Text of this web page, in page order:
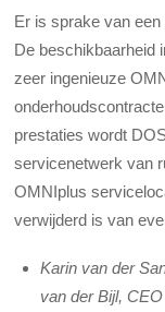
Er is sprake van
De beschikbaarheid
zeer ingenieuze
prestaties wordt
servicenetwerk van
OMNIplus
verwijderd is van
Karin van der
van der Bijl,